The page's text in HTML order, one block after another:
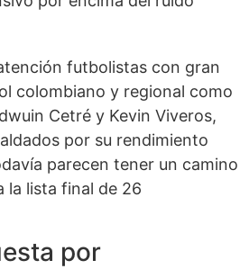
futbolistas con gran
colombiano y regional como
Cetré y Kevin Viveros,
por su rendimiento
parecen tener un camino
la lista final de 26
por